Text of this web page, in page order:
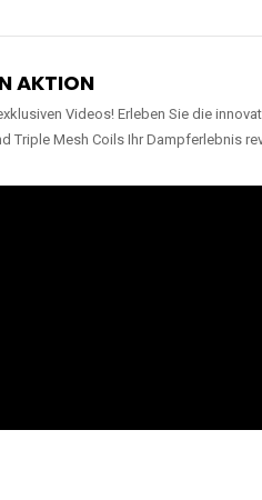
AKTION
Videos! Erleben Sie die
Triple Mesh Coils Ihr Dampferlebnis